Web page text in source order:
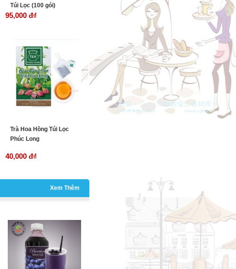
Túi Lọc (100 gói)
95,000 đ₫
Trà Hoa Hồng Túi Lọc
Phúc Long
40,000 đ₫
Xem Thêm